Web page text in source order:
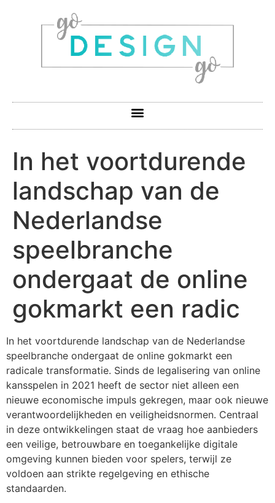
In het voortdurende
landschap van de
Nederlandse
speelbranche
ondergaat de online
gokmarkt een radic
In het voortdurende landschap van de Nederlandse
speelbranche ondergaat de online gokmarkt een
radicale transformatie. Sinds de legalisering van online
kansspelen in 2021 heeft de sector niet alleen een
nieuwe economische impuls gekregen, maar ook nieuwe
verantwoordelijkheden en veiligheidsnormen. Centraal
in deze ontwikkelingen staat de vraag hoe aanbieders
een veilige, betrouwbare en toegankelijke digitale
omgeving kunnen bieden voor spelers, terwijl ze
voldoen aan strikte regelgeving en ethische
standaarden.